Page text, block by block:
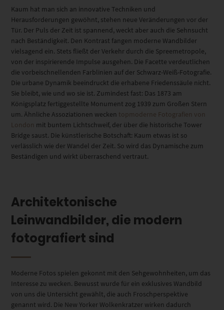
Kaum hat man sich an innovative Techniken und
Herausforderungen gewöhnt, stehen neue Veränderungen vor der
Tür. Der Puls der Zeit ist spannend, weckt aber auch die Sehnsucht
nach Beständigkeit. Den Kontrast fangen moderne Wandbilder
vielsagend ein. Stets fließt der Verkehr durch die Spreemetropole,
von der inspirierende Impulse ausgehen. Die Facette verdeutlichen
die vorbeischnellenden Farblinien auf der Schwarz-Weiß-Fotografie.
Die urbane Dynamik beeindruckt die erhabene Friedenssäule nicht.
Sie bleibt, wie und wo sie ist. Zumindest fast: Das 1873 am
Königsplatz fertiggestellte Monument zog 1939 zum Großen Stern
um. Ähnliche Assoziationen wecken topmoderne Fotografien von
London mit buntem Lichtschweif, der über die historische Tower
Bridge saust. Die künstlerische Botschaft: Kaum etwas ist so
verlässlich wie der Wandel der Zeit. So wird das Dynamische zum
Beständigen und wirkt überraschend vertraut.
Architektonische
Leinwandbilder, die modern
fotografiert sind
Moderne Fotos spielen gekonnt mit den Sehgewohnheiten, um das
Interesse zu wecken. Bewusst wurde für ein exklusives Wandbild
von uns die Untersicht gewählt, die auch Froschperspektive
genannt wird. Die New Yorker Wolkenkratzer wirken dadurch